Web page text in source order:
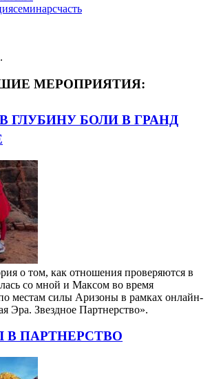
семинарсчасть
МЕРОПРИЯТИЯ:
ГЛУБИНУ БОЛИ В ГРАНД
о том, как отношения проверяются в
со мной и Максом во время
местам силы Аризоны в рамках онлайн-
Эра. Звездное Партнерство».
В ПАРТНЕРСТВО